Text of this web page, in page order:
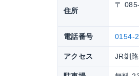
住所
〒
電話番号 0154-
アクセス JR釧